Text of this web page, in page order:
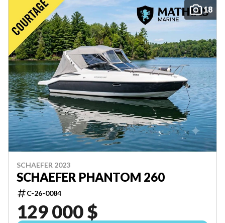
18
SCHAEFER 2023
SCHAEFER PHANTOM 260
C-26-0084
129 000 $